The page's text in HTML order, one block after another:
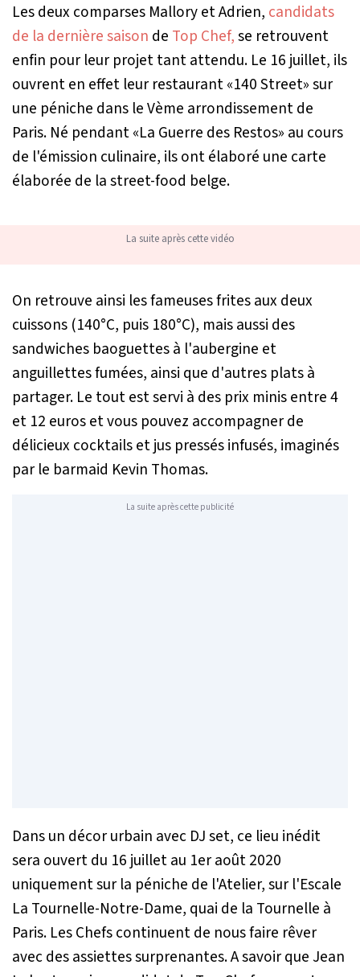
Les deux comparses Mallory et Adrien, candidats
de la dernière saison de Top Chef,se retrouvent
enfin pour leur projet tant attendu. Le 16 juillet, ils
ouvrent en effet leur restaurant «140 Street» sur
une péniche dans le Vème arrondissement de
Paris. Né pendant «La Guerre des Restos» au cours
de l'émission culinaire, ils ont élaboré une carte
élaborée de la street-food belge.
La suite après cette vidéo
On retrouve ainsi les fameuses frites aux deux
cuissons (140°C, puis 180°C), mais aussi des
sandwiches baoguettes à l'aubergine et
anguillettes fumées, ainsi que d'autres plats à
partager. Le tout est servi à des prix minis entre 4
et 12 euros et vous pouvez accompagner de
délicieux cocktails et jus pressés infusés, imaginés
par le barmaid Kevin Thomas.
La suite après cette publicité
Dans un décor urbain avec DJ set, ce lieu inédit
sera ouvert du 16 juillet au 1er août 2020
uniquement sur la péniche de l'Atelier, sur l'Escale
La Tournelle-Notre-Dame, quai de la Tournelle à
Paris. Les Chefs continuent de nous faire rêver
avec des assiettes surprenantes. A savoir que Jean